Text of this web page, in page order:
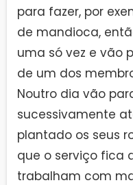
para fazer, por
de mandioca,
uma só vez e vão
de um dos
Noutro dia vão
sucessivamente
plantado os seus
que o serviço fica
trabalham com